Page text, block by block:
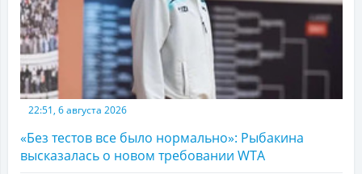
22:51, 6 августа 2026
«Без тестов все было нормально»: Рыбакина
высказалась о новом требовании WTA